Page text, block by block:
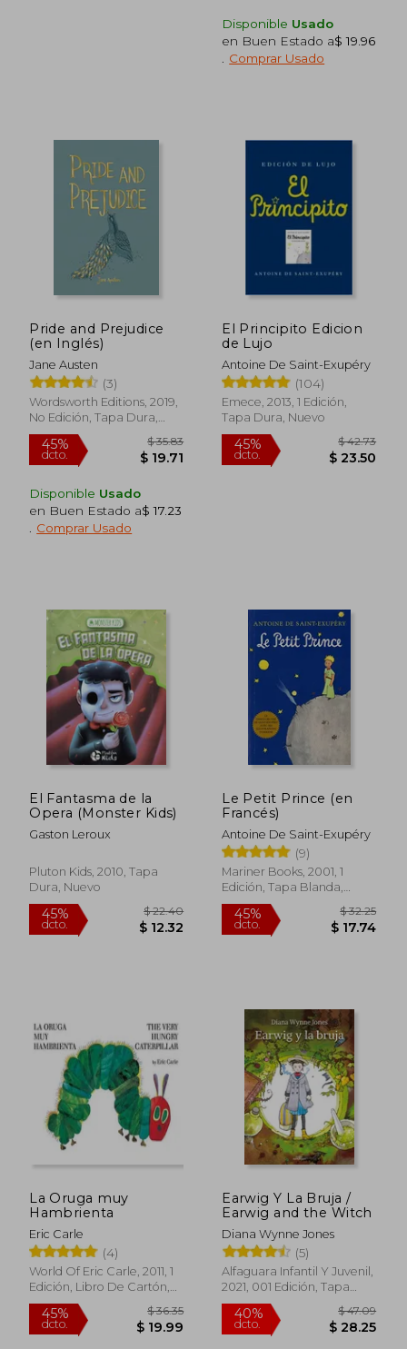
Disponible Usado
en Buen Estado a$ 19.96
Comprar Usado
Pride and Prejudice
(en Inglés)
Jane Austen
(3)
Wordsworth Editions, 2019,
No Edición, Tapa Dura,
Nuevo
45%
dcto.
$ 35.83
$ 19.71
Disponible Usado
en Buen Estado a$ 17.23
Comprar Usado
El Principito Edicion
de Lujo
Antoine De Saint-Exupéry
(104)
Emece, 2013, 1 Edición,
Tapa Dura, Nuevo
45%
dcto.
El Fantasma de la
Opera (Monster Kids)
Gaston Leroux
Pluton Kids, 2010, Tapa
Dura, Nuevo
Le Petit Prince (en
Francés)
Antoine De Saint-Exupéry
(9)
Mariner Books, 2001, 1
Edición, Tapa Blanda,
Nuevo
La Oruga muy
Hambrienta
Eric Carle
(4)
World Of Eric Carle, 2011, 1
Edición, Libro De Cartón,
Nuevo
Earwig Y La Bruja /
Earwig and the Witch
Diana Wynne Jones
(5)
Alfaguara Infantil Y Juvenil,
2021, 001 Edición, Tapa
Dura, Nuevo